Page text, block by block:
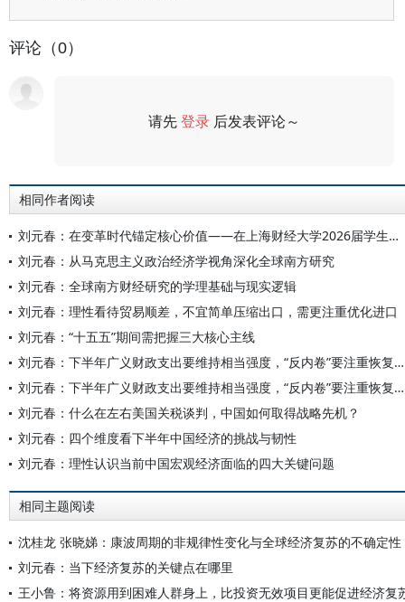
评论（0）
请先登录 后发表评论～
相同作者阅读
刘元春：在变革时代锚定核心价值——在上海财经大学2026届学生毕业典礼上的讲话
刘元春：从马克思主义政治经济学视角深化全球南方研究
刘元春：全球南方财经研究的学理基础与现实逻辑
刘元春：理性看待贸易顺差，不宜简单压缩出口，需更注重优化进口
刘元春：“十五五”期间需把握三大核心主线
刘元春：下半年广义财政支出要维持相当强度，“反内卷”要注重恢复市场自身调节能力
刘元春：下半年广义财政支出要维持相当强度，“反内卷”要注重恢复市场自身调节能力
刘元春：什么在左右美国关税谈判，中国如何取得战略先机？
刘元春：四个维度看下半年中国经济的挑战与韧性
刘元春：理性认识当前中国宏观经济面临的四大关键问题
相同主题阅读
沈桂龙 张晓娣：康波周期的非规律性变化与全球经济复苏的不确定性
刘元春：当下经济复苏的关键点在哪里
王小鲁：将资源用到困难人群身上，比投资无效项目更能促进经济复